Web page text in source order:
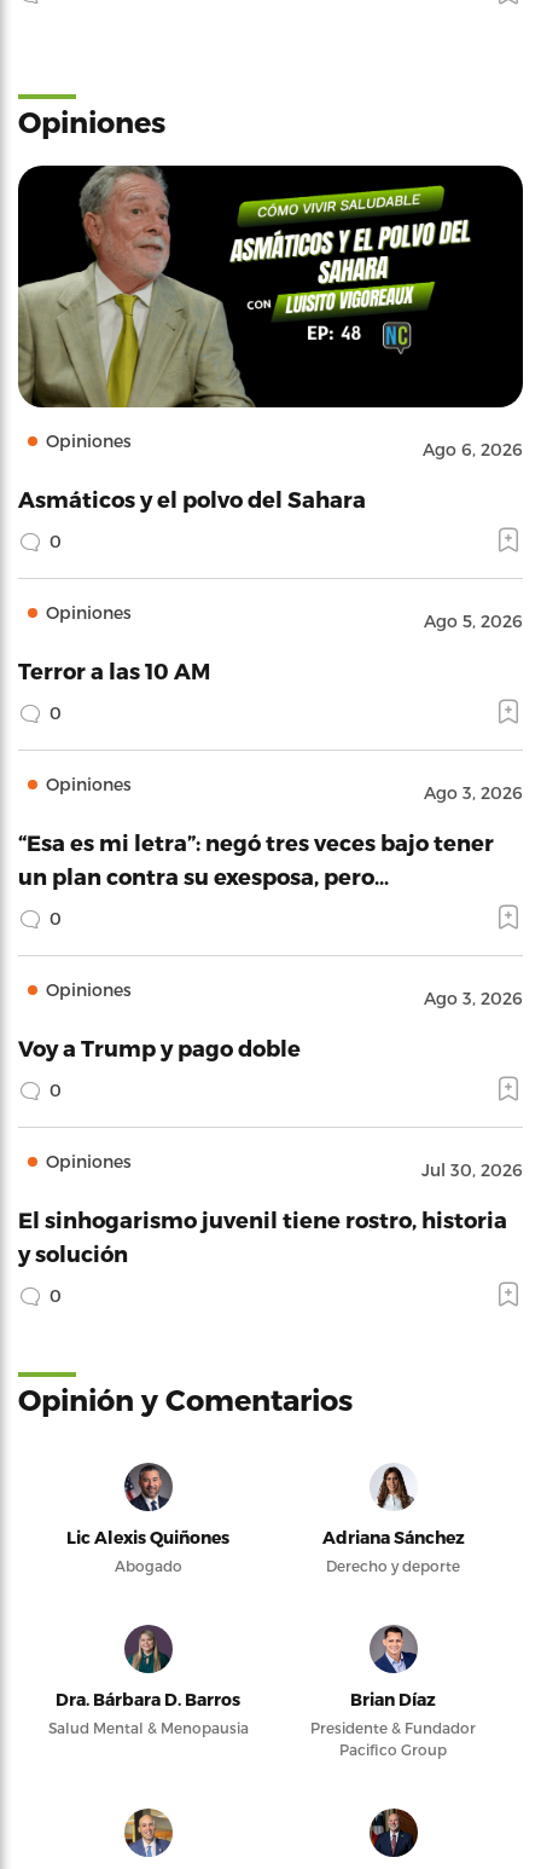
Opiniones
Opiniones Ago 6, 2026
Asmáticos y el polvo del Sahara
0
Opiniones Ago 5, 2026
Terror a las 10 AM
0
Opiniones Ago 3, 2026
“Esa es mi letra”: negó tres veces bajo tener
un plan contra su exesposa, pero…
0
Opiniones Ago 3, 2026
Voy a Trump y pago doble
0
Opiniones Jul 30, 2026
El sinhogarismo juvenil tiene rostro, historia
y solución
0
Opinión y Comentarios
Lic Alexis Quiñones
Abogado
Adriana Sánchez
Derecho y deporte
Dra. Bárbara D. Barros
Salud Mental & Menopausia
Brian Díaz
Presidente & Fundador
Pacifico Group